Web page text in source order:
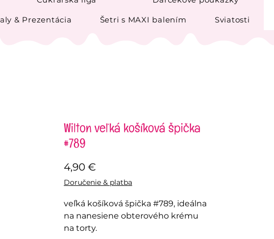
& Prezentácia Šetri s MAXI balením Sviatosti
Wilton veľká košíková špička
#789
4,90 €
Doručenie & platba
veľká košíková špička #789, ideálna
na nanesiene obterového krému
na torty.